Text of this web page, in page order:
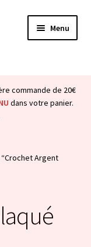
Menu
Ouvrir
menu
Ouvrir
commande de 20€
dans votre panier.
Argent